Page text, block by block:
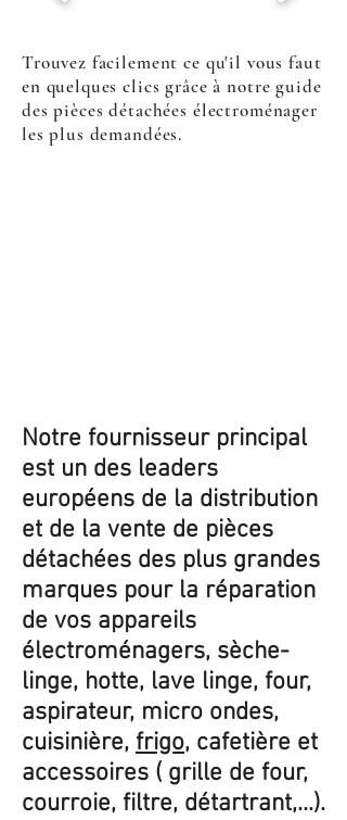
Trouvez facilement ce qu'il vous faut
en quelques clics grâce à notre guide
des pièces détachées électroménager
les plus demandées.
Notre fournisseur principal
est un des leaders
européens de la distribution
et de la vente de pièces
détachées des plus grandes
marques pour la réparation
de vos appareils
électroménagers, sèche-
linge, hotte, lave linge, four,
aspirateur, micro ondes,
cuisinière, frigo, cafetière et
accessoires ( grille de four,
courroie, filtre, détartrant,...).